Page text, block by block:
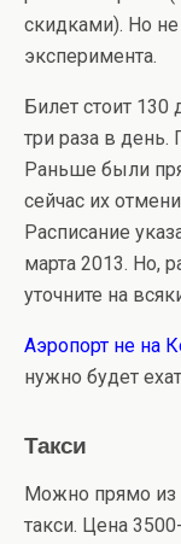
скидками). Но
эксперимента.
Билет стоит
три раза в день.
Раньше были
сейчас их
Расписание
марта 2013. Но,
уточните на
Аэропорт не на
нужно будет
Такси
Можно прямо из
такси. Цена